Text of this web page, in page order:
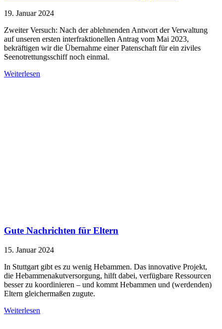
19. Januar 2024
Zweiter Versuch: Nach der ablehnenden Antwort der Verwaltung
auf unseren ersten interfraktionellen Antrag vom Mai 2023,
bekräftigen wir die Übernahme einer Patenschaft für ein ziviles
Seenotrettungsschiff noch einmal.
Weiterlesen
Gute Nachrichten für Eltern
15. Januar 2024
In Stuttgart gibt es zu wenig Hebammen. Das innovative Projekt,
die Hebammenakutversorgung, hilft dabei, verfügbare Ressourcen
besser zu koordinieren – und kommt Hebammen und (werdenden)
Eltern gleichermaßen zugute.
Weiterlesen